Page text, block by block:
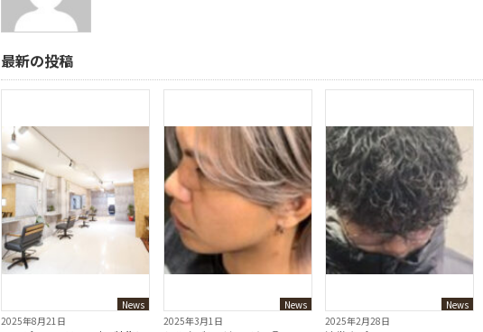
最新の投稿
News
2025年8月21日
News
2025年3月1日
News
2025年2月28日